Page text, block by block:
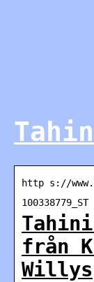
http s://
100338779_ST
från
Willys